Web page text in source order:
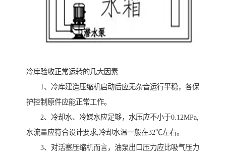
冷库验收正常运转的几大因素
1、冷库建造压缩机启动后应无杂音运行平稳，各保
护控制原件应能正常工作。
2、冷却水、冷媒水应足够，水压应不小于0.12MPa,
水流量应符合设计要求,冷却水温一般在32℃左右。
3、对活塞压缩机而言，油泵出口压力应比吸气压力